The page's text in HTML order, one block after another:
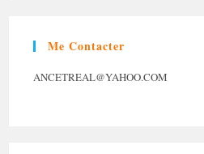
Me Contacter
ANCETREAL@YAHOO.COM